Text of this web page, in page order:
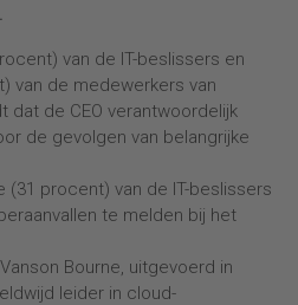
van de IT-beslissers en
van de medewerkers van
dat de CEO verantwoordelijk
de gevolgen van belangrijke
procent) van de IT-beslissers
te melden bij het
Bourne, uitgevoerd in
leider in cloud-